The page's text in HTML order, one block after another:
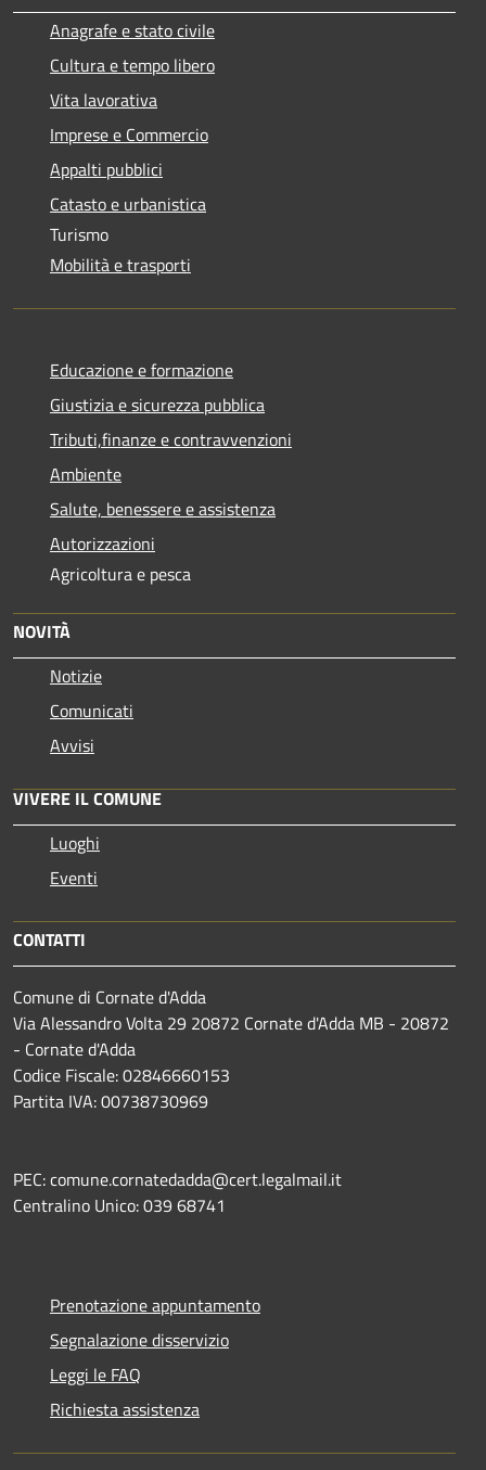
Anagrafe e stato civile
Cultura e tempo libero
Vita lavorativa
Imprese e Commercio
Appalti pubblici
Catasto e urbanistica
Turismo
Mobilità e trasporti
Educazione e formazione
Giustizia e sicurezza pubblica
Tributi,finanze e contravvenzioni
Ambiente
Salute, benessere e assistenza
Autorizzazioni
Agricoltura e pesca
NOVITÀ
Notizie
Comunicati
Avvisi
VIVERE IL COMUNE
Luoghi
Eventi
CONTATTI
Comune di Cornate d'Adda
Via Alessandro Volta 29 20872 Cornate d'Adda MB - 20872
- Cornate d'Adda
Codice Fiscale: 02846660153
Partita IVA: 00738730969
PEC: comune.cornatedadda@cert.legalmail.it
Centralino Unico: 039 68741
Prenotazione appuntamento
Segnalazione disservizio
Leggi le FAQ
Richiesta assistenza